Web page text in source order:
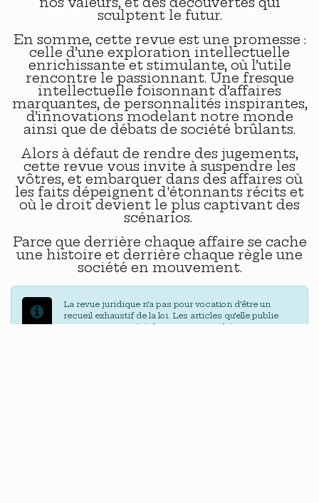
sculptent le futur.
En somme, cette revue est une promesse :
celle d’une exploration intellectuelle
enrichissante et stimulante, où l’utile
rencontre le passionnant. Une fresque
intellectuelle foisonnant d’affaires
marquantes, de personnalités inspirantes,
d’innovations modelant notre monde
ainsi que de débats de société brûlants.
Alors à défaut de rendre des jugements,
cette revue vous invite à suspendre les
vôtres, et embarquer dans des affaires où
les faits dépeignent d'étonnants récits et
où le droit devient le plus captivant des
scénarios.
Parce que derrière chaque affaire se cache
une histoire et derrière chaque règle une
société en mouvement.
La revue juridique n’a pas pour vocation d’être un
recueil exhaustif de la loi. Les articles qu’elle publie
visent avant tout à éclairer certaines thématiques ou